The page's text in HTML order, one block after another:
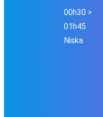
00h30 >
01h45
Niska